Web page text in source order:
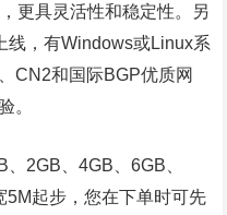
更具灵活性和稳定性。另
线，有Windows或Linux系
CN2和国际BGP优质网
。
2GB、4GB、6GB、
5M起步，您在下单时可先